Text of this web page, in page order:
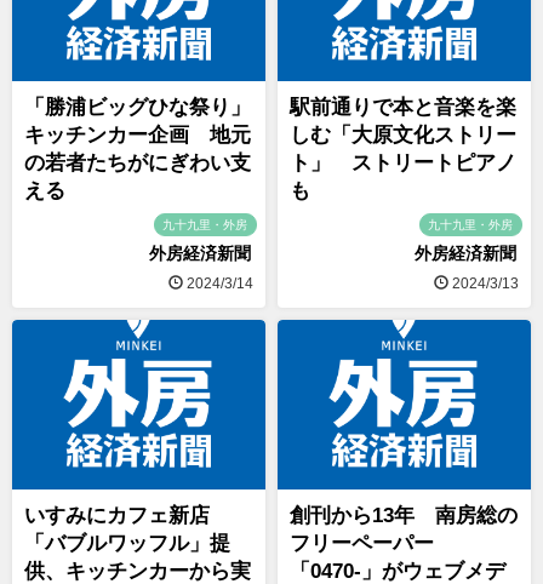
「勝浦ビッグひな祭り」
キッチンカー企画 地元
の若者たちがにぎわい支
える
九十九里・外房
外房経済新聞
2024/3/14
駅前通りで本と音楽を楽
しむ「大原文化ストリー
ト」 ストリートピアノ
も
九十九里・外房
外房経済新聞
2024/3/13
いすみにカフェ新店
「バブルワッフル」提
供、キッチンカーから実
創刊から13年 南房総の
フリーペーパー
「0470-」がウェブメデ